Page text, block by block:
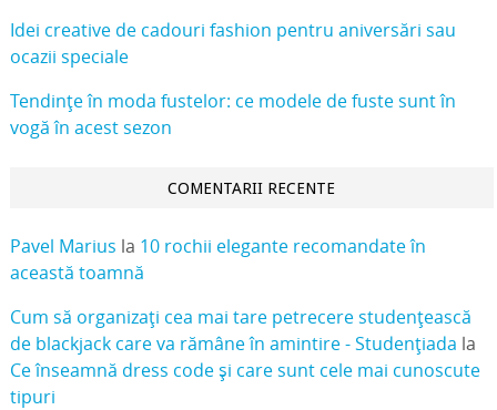
Idei creative de cadouri fashion pentru aniversări sau
ocazii speciale
Tendințe în moda fustelor: ce modele de fuste sunt în
vogă în acest sezon
COMENTARII RECENTE
Pavel Marius la 10 rochii elegante recomandate în
această toamnă
Cum să organizați cea mai tare petrecere studențească
de blackjack care va rămâne în amintire - Studențiada la
Ce înseamnă dress code și care sunt cele mai cunoscute
tipuri